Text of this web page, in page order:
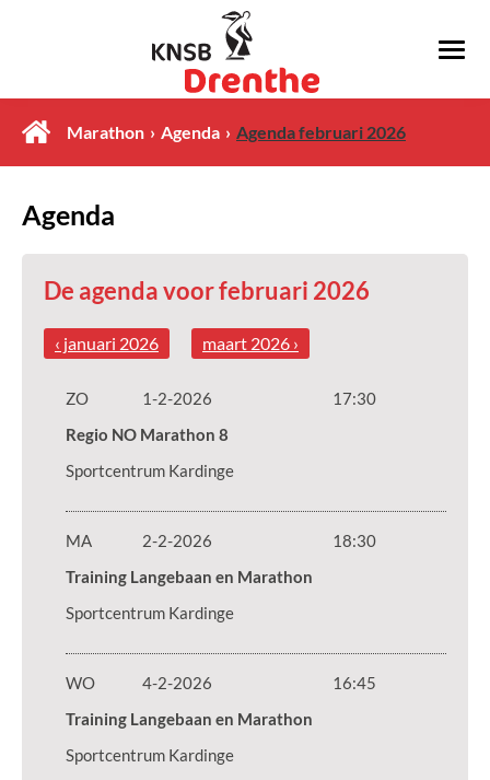
Marathon Agenda Agenda februari 2026
Agenda
De agenda voor februari 2026
‹ januari 2026 maart 2026 ›
ZO 1-2-2026
17:30
Regio NO Marathon 8
Sportcentrum Kardinge
MA 2-2-2026
18:30
Training Langebaan en Marathon
Sportcentrum Kardinge
WO 4-2-2026
16:45
Training Langebaan en Marathon
Sportcentrum Kardinge